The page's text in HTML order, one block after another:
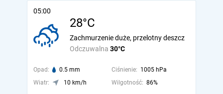
05:00
28°C
Odczuwalna 30°C
Zachmurzenie duże, przelotny deszcz
Opad: 0.5 mm Ciśnienie: 1005 hPa
Wiatr:
10 km/h Wilgotność: 86%